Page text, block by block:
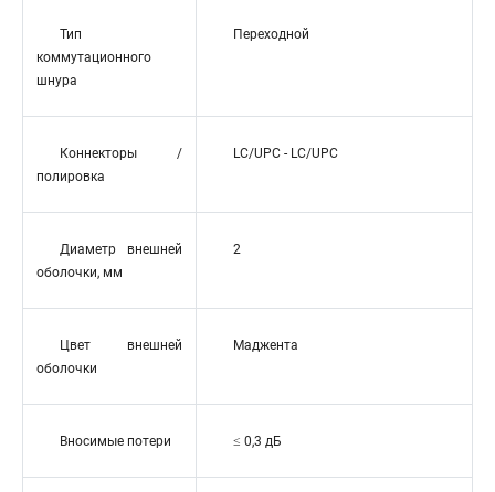
Тип
коммутационного
шнура
Переходной
Коннекторы /
полировка
LC/UPC - LC/UPC
Диаметр внешней
оболочки, мм
2
Цвет внешней
оболочки
Маджента
Вносимые потери ≤ 0,3 дБ